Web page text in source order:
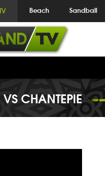
Beach Sandball
CHANTEPIE